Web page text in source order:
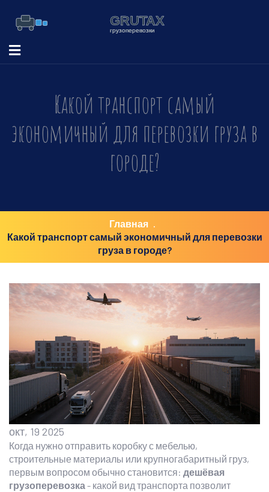
Какой транспорт самый
экономичный для перевозки груза в
городе?
Главная
Какой транспорт самый экономичный для перевозки
груза в городе?
окт, 19 2025
Когда нужно отправить коробку с мебелью,
строительные материалы или крупногабаритный груз,
первым вопросом обычно становится: дешёвая
грузоперевозка- какой вид транспорта позволит